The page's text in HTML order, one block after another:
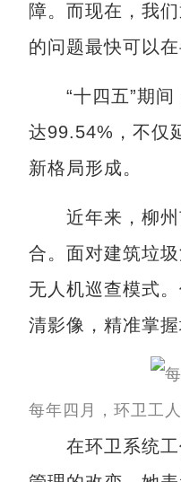
障。而现在，我
的问题最快可以
“十四五”期间
达99.54%，不仅
新格局形成。
近年来，柳州
合。面对建筑垃
无人机巡查模式
清影像，精准掌
每年四月，环卫工
在环卫系统工